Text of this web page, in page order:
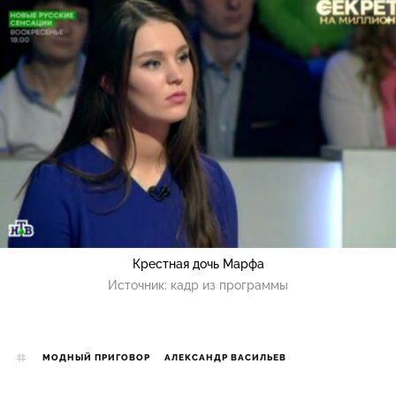
Крестная дочь Марфа
Источник: кадр из программы
МОДНЫЙ ПРИГОВОР АЛЕКСАНДР ВАСИЛЬЕВ